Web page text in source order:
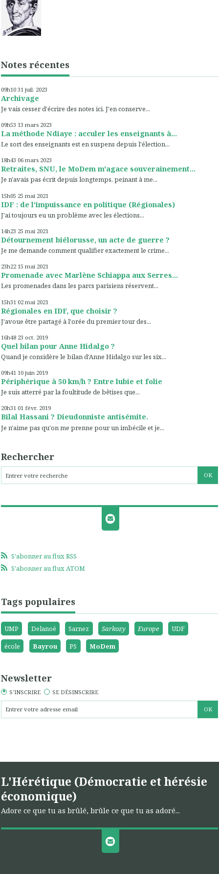
Notes récentes
09h10 31 juil. 2023
Archivage
Je vais cesser d'écrire des notes ici. J'en conserve...
09h53 13 mars 2023
La méthode Ndiaye : acculer les enseignants à...
Le sort des enseignants est en suspens depuis l'élection...
18h43 06 mars 2023
Retraites, SNU, le MoDem m'agace souverainement...
Je n'avais pas écrit depuis longtemps, peinant à me...
15h05 25 mai 2021
IDF : de l'impuissance en politique (Régionales)
J'ai toujours eu un problème avec les élections...
14h23 25 mai 2021
Détournement biélorusse, un acte de guerre ?
Je me demande comment qualifier exactement le crime...
23h22 15 mai 2021
Promenade avec Marlène Schiappa aux Serres...
Les promenades dans les parcs parisiens réservent...
15h31 02 mai 2021
Régionales en IDF, que choisir ?
J'avoue être partagé à l'orée du premier tour des...
16h48 23 oct. 2019
Quel bilan pour Anne Hidalgo ?
Quand je considère le bilan d'Anne Hidalgo sur les six...
09h41 10 juin 2019
Périphérique à 50 km/h ? Entre lubie et folie
Je suis atterré par la foultitude de bêtises que...
20h31 01 févr. 2019
Bilal Hassani ? Dieudonniste antisémite.
Je n'aime pas qu'on me prenne pour un imbécile et je...
Rechercher
S'abonner au flux RSS
S'abonner au flux ATOM
Tags populaires
UMP Delanoë Sarnez Sarkozy Europe
UDF
école
Bayrou PS MoDem
Newsletter
S'INSCRIRE SE DÉSINSCRIRE
L'Hérétique (Démocratie et hérésie
économique)
Adore ce que tu as brûlé, brûle ce que tu as adoré...